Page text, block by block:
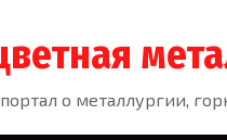
о металлургии,